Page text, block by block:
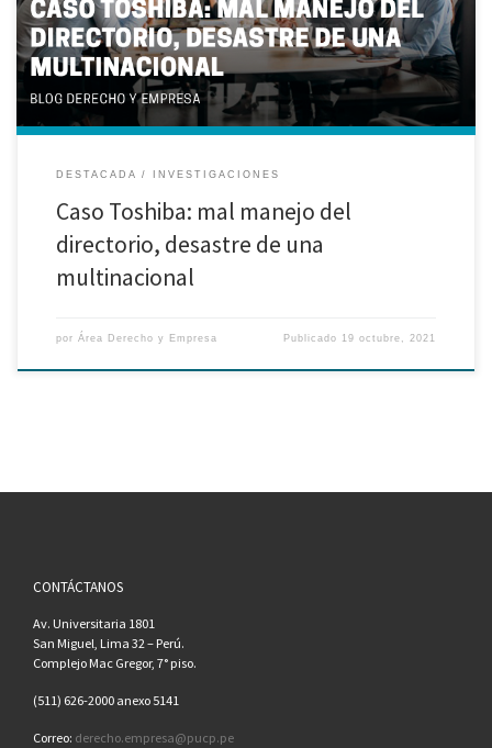
empresa, que nació en 1939, con la fusión de Tokio Electric y de Shibaura
Engineering. Su política de […]
DESTACADA INVESTIGACIONES
Caso Toshiba: mal manejo del
directorio, desastre de una
multinacional
por Área Derecho y Empresa Publicado 19 octubre, 2021
CONTÁCTANOS
Av. Universitaria 1801
San Miguel, Lima 32 – Perú.
Complejo Mac Gregor, 7° piso.
(511) 626-2000 anexo 5141
Correo: derecho.empresa@pucp.pe